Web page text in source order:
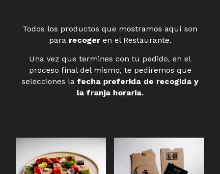
Todos los productos que mostramos aquí son
para recogeren el Restaurante.
Una vez que termines con tu pedido, en el
proceso final del mismo, te pediremos que
selecciones la fecha preferida de recogida y
la franja horaria.